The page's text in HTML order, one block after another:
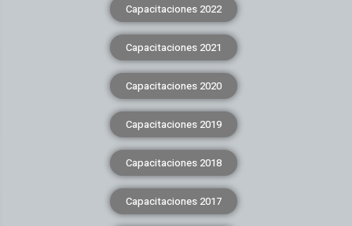
Capacitaciones 2022
Capacitaciones 2021
Capacitaciones 2020
Capacitaciones 2019
Capacitaciones 2018
Capacitaciones 2017